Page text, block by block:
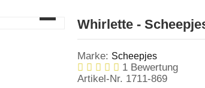
Whirlette -
Marke: Scheepjes
1 Bewertung
Artikel-Nr. 1711-869